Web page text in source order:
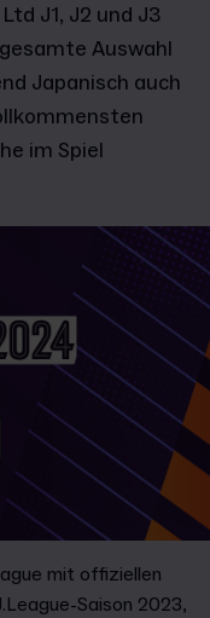
J1, J2 und J3
Auswahl
Japanisch auch
im Spiel
mit offiziellen
Saison 2023,